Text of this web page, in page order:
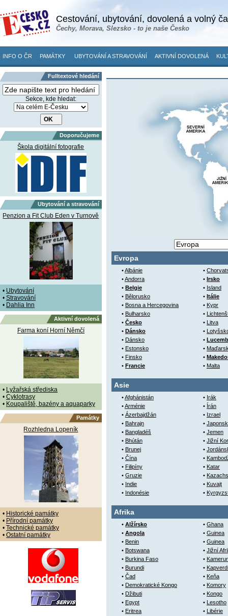
Cestování, ubytování, dovolená a volný
Čechy, Morava, Slezsko - to je naše Česko
INFO O ČR PAMÁTKY UBYTOVÁNÍ A STRAVOVÁNÍ AKTIVNÍ DOVOLENÁ
Fulltextové hledání
Sekce, kde hledat:
Doporučujeme
Škola digitální fotografie
Ubytování a stravování
Penzion a Fit Club Eden v Turnově
• Ubytování
• Stravování
• Dahlia Inn
Aktivní dovolená
Farma koní Horní Němčí
• Lyžařská střediska
• Cyklotrasy
• Koupaliště, bazény a aquaparky
Památky
Rozhledna Lopeník
• Historické památky
• Přírodní památky
• Technické památky
• Ostatní památky
Evropa
•Albánie
•Andorra
• Belgie
• Bělorusko
• Bosna a Hercegovina
• Bulharsko
• Česko
• Dánsko
• Dánsko
• Estonsko
• Finsko
• Francie
•
• Irsko
• Island
• Itálie
• Kypr
•
• Litva
•
•
•
•
• Malta
Asie
•Afghánistán
•Arménie
• Ázerbajdžán
• Bahrajn
• Bangladéš
• Bhútán
• Brunej
• Čína
• Filipíny
• Gruzie
• Indie
• Indonésie
• Irák
• Írán
• Izrael
•
• Jemen
• Jižní
•
•
• Katar
•
• Kuvajt
•
Afrika
• Alžírsko
• Angola
• Benin
• Botswana
• Burkina Faso
• Burundi
• Čad
• Demokratické Kongo
• Džibuti
• Egypt
• Eritrea
• Ghana
• Guinea
• Guinea
• Jižní
•
•
• Keňa
• Komory
• Kongo
• Lesotho
• Libérie